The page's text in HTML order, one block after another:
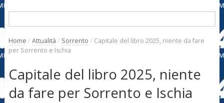
Home / Attualità / Sorrento / Capitale del libro 2025, niente da fare
per Sorrento e Ischia
Capitale del libro 2025, niente
da fare per Sorrento e Ischia